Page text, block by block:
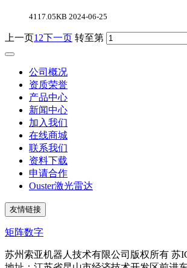
4117.05KB 2024-06-25
上一页1 2下一页 转至第
公司概况
资质荣誉
产品中心
新闻中心
加入我们
在线商城
联系我们
资料下载
申请合作
Ouster激光雷达
友情链接
矩阵数字
苏州索亚机器人技术有限公司版权所有 苏